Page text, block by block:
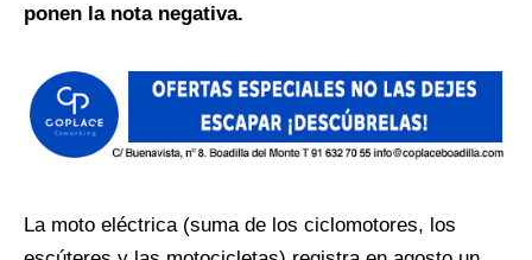
ponen la nota negativa.
La moto eléctrica (suma de los ciclomotores, los